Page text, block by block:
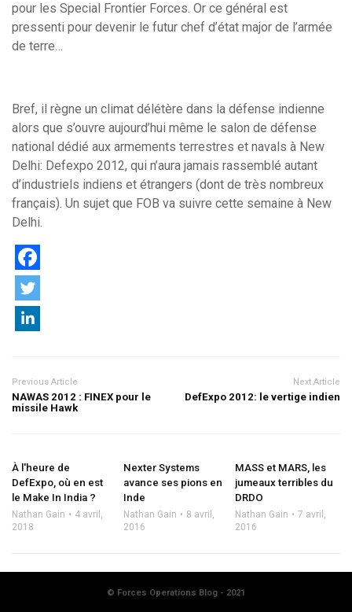
pour les Special Frontier Forces. Or ce général est
pressenti pour devenir le futur chef d’état major de l’armée
de terre…
Bref, il règne un climat délétère dans la défense indienne
alors que s’ouvre aujourd’hui même le salon de défense
national dédié aux armements terrestres et navals à New
Delhi: Defexpo 2012, qui n’aura jamais rassemblé autant
d’industriels indiens et étrangers (dont de très nombreux
français). Un sujet que FOB va suivre cette semaine à New
Delhi.
Previous Article
NAWAS 2012 : FINEX pour le
missile Hawk
Next Article
DefExpo 2012: le vertige indien
À l'heure de
DefExpo, où en est
le Make In India ?
Nathan Gain
4 avril,
2018
Nexter Systems
avance ses pions en
Inde
Nathan Gain
8 avril,
2016
MASS et MARS, les
jumeaux terribles du
DRDO
Nathan Gain
7 avril,
2016
© Forces Operations Blog - 2021